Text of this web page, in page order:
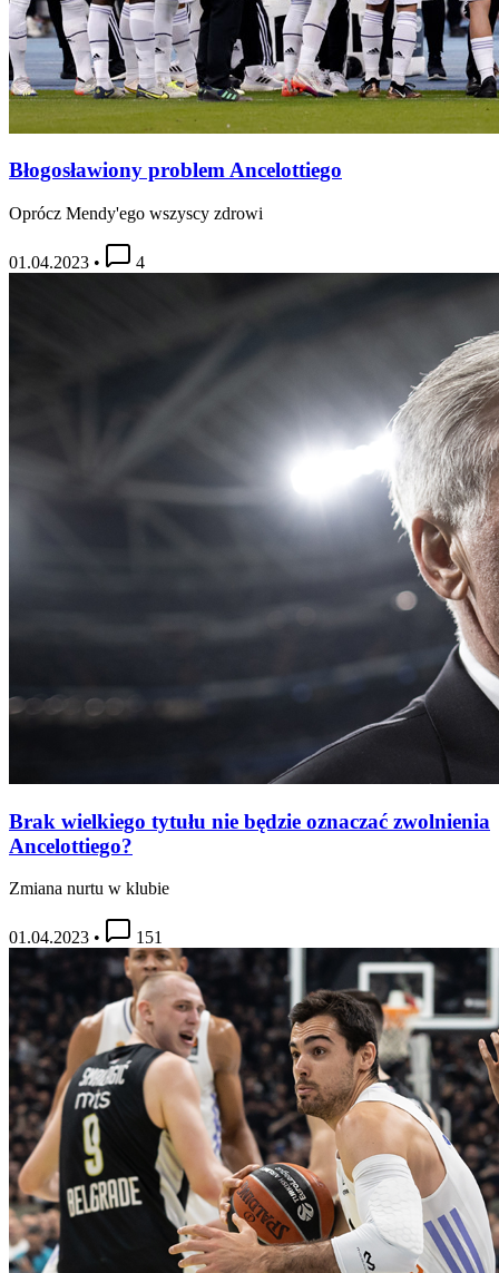
Błogosławiony problem Ancelottiego
Oprócz Mendy'ego wszyscy zdrowi
01.04.2023 • 4
Brak wielkiego tytułu nie będzie oznaczać zwolnienia
Ancelottiego?
Zmiana nurtu w klubie
01.04.2023 • 151